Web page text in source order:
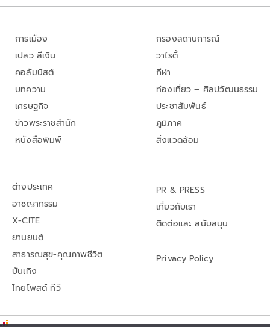
การเมือง
เปลว สีเงิน
คอลัมนิสต์
บทความ
เศรษฐกิจ
ข่าวพระราชสำนัก
หนังสือพิมพ์
กรองสถานการณ์
วาไรตี้
กีฬา
ท่องเที่ยว – ศิลปวัฒนธรรม
ประชาสัมพันธ์
ภูมิภาค
สิ่งแวดล้อม
ต่างประเทศ
อาชญากรรม
X-CITE
ยานยนต์
สาธารณสุข-คุณภาพชีวิต
บันเทิง
ไทยโพสต์ ทีวี
PR & PRESS
เกี่ยวกับเรา
ติดต่อและ สนับสนุน
Privacy Policy